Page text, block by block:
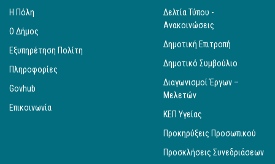
Η Πόλη
Ο Δήμος
Εξυπηρέτηση Πολίτη
Πληροφορίες
Govhub
Επικοινωνία
Δελτία Τύπου -
Ανακοινώσεις
Δημοτική Επιτροπή
Δημοτικό Συμβούλιο
Διαγωνισμοί Έργων –
Μελετών
ΚΕΠ Υγείας
Προκηρύξεις Προσωπικού
Προσκλήσεις Συνεδριάσεων